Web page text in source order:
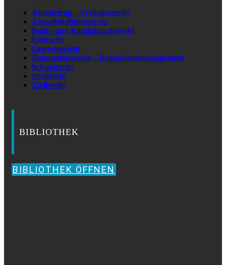
Autobetrug – Verkehrsrecht
Anwaltshaftungsrecht
Bank- und Kapitalmarktrecht
Erbrecht
Gewerberecht
Reputationsrecht – Reputationsmanagement
Schufarecht
Strafrecht
Zivilrecht
BIBLIOTHEK
BIBLIOTHEK ÖFFNEN